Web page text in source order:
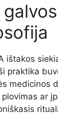
ištakos
praktika
medicinos
ar